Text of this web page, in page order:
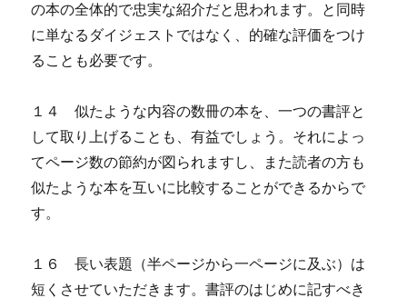
の本の全体的で忠実な紹介だと思われます。と同時
に単なるダイジェストではなく、的確な評価をつけ
ることも必要です。
１４ 似たような内容の数冊の本を、一つの書評と
して取り上げることも、有益でしょう。それによっ
てページ数の節約が図られますし、また読者の方も
似たような本を互いに比較することができるからで
す。
１６ 長い表題（半ページから一ページに及ぶ）は
短くさせていただきます。書評のはじめに記すべき